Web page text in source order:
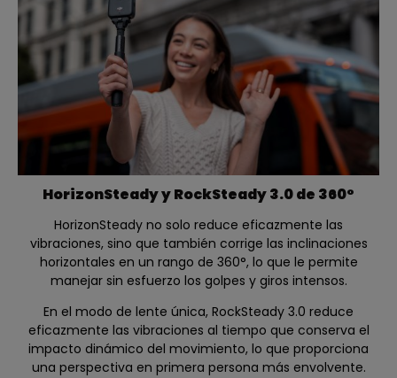
HorizonSteady y RockSteady 3.0 de 360°
HorizonSteady no solo reduce eficazmente las
vibraciones, sino que también corrige las inclinaciones
horizontales en un rango de 360°, lo que le permite
manejar sin esfuerzo los golpes y giros intensos.
En el modo de lente única, RockSteady 3.0 reduce
eficazmente las vibraciones al tiempo que conserva el
impacto dinámico del movimiento, lo que proporciona
una perspectiva en primera persona más envolvente.